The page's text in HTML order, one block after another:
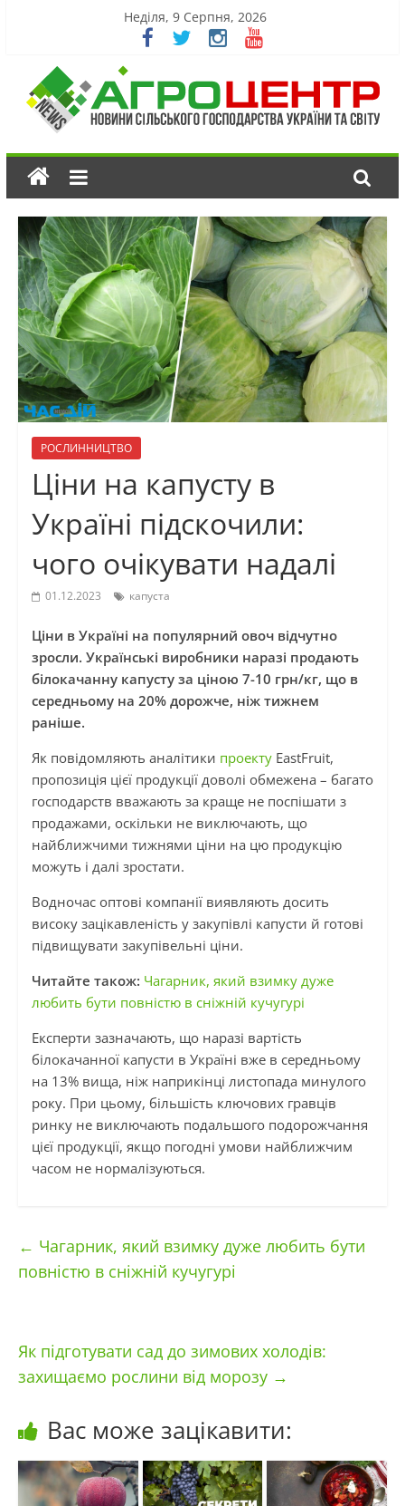
Неділя, 9 Серпня, 2026
РОСЛИННИЦТВО
Ціни на капусту в
Україні підскочили:
чого очікувати надалі
01.12.2023 капуста
Ціни в Україні на популярний овоч відчутно
зросли. Українські виробники наразі продають
білокачанну капусту за ціною 7-10 грн/кг, що в
середньому на 20% дорожче, ніж тижнем
раніше.
Як повідомляють аналітики проектуEastFruit,
пропозиція цієї продукції доволі обмежена – багато
господарств вважають за краще не поспішати з
продажами, оскільки не виключають, що
найближчими тижнями ціни на цю продукцію
можуть і далі зростати.
Водночас оптові компанії виявляють досить
високу зацікавленість у закупівлі капусти й готові
підвищувати закупівельні ціни.
Читайте також: Чагарник, який взимку дуже
любить бути повністю в сніжній кучугурі
Експерти зазначають, що наразі вартість
білокачанної капусти в Україні вже в середньому
на 13% вища, ніж наприкінці листопада минулого
року. При цьому, більшість ключових гравців
ринку не виключають подальшого подорожчання
цієї продукції, якщо погодні умови найближчим
часом не нормалізуються.
← Чагарник, який взимку дуже любить бути
повністю в сніжній кучугурі
Як підготувати сад до зимових холодів:
захищаємо рослини від морозу →
Вас може зацікавити: